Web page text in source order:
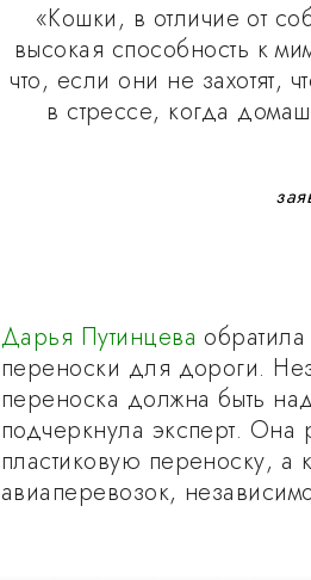
«Кошки, в отличие от
высокая способность к
что, если они не захотят,
в стрессе, когда
Дарья Путинцева
переноски для дороги.
переноска должна быть
подчеркнула эксперт. Она
пластиковую переноску, а
авиаперевозок,